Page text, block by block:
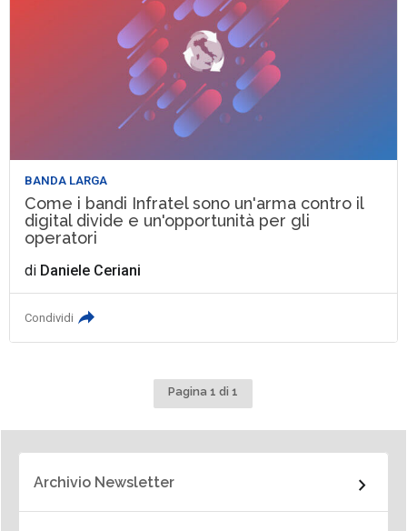
BANDA LARGA
Come i bandi Infratel sono un'arma contro il
digital divide e un'opportunità per gli
operatori
di Daniele Ceriani
Condividi
Pagina 1 di 1
Archivio Newsletter